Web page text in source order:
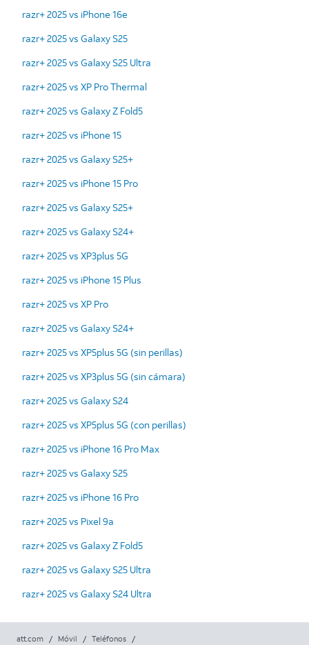
razr+ 2025 vs iPhone 16e
razr+ 2025 vs Galaxy S25
razr+ 2025 vs Galaxy S25 Ultra
razr+ 2025 vs XP Pro Thermal
razr+ 2025 vs Galaxy Z Fold5
razr+ 2025 vs iPhone 15
razr+ 2025 vs Galaxy S25+
razr+ 2025 vs iPhone 15 Pro
razr+ 2025 vs Galaxy S25+
razr+ 2025 vs Galaxy S24+
razr+ 2025 vs XP3plus 5G
razr+ 2025 vs iPhone 15 Plus
razr+ 2025 vs XP Pro
razr+ 2025 vs Galaxy S24+
razr+ 2025 vs XP5plus 5G (sin perillas)
razr+ 2025 vs XP3plus 5G (sin cámara)
razr+ 2025 vs Galaxy S24
razr+ 2025 vs XP5plus 5G (con perillas)
razr+ 2025 vs iPhone 16 Pro Max
razr+ 2025 vs Galaxy S25
razr+ 2025 vs iPhone 16 Pro
razr+ 2025 vs Pixel 9a
razr+ 2025 vs Galaxy Z Fold5
razr+ 2025 vs Galaxy S25 Ultra
razr+ 2025 vs Galaxy S24 Ultra
att.com / Móvil / Teléfonos
/